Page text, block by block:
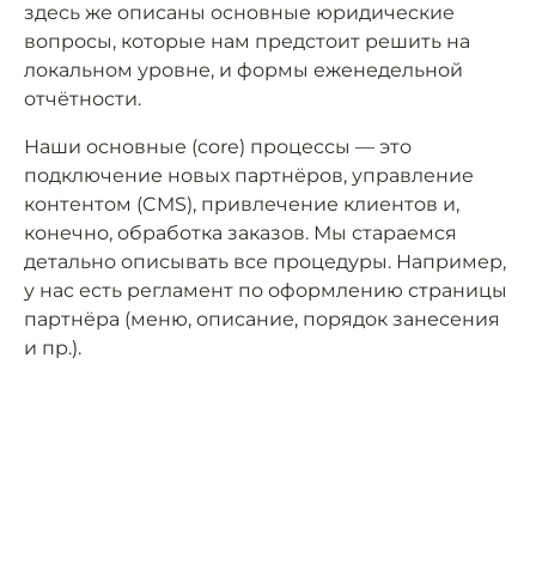
здесь же описаны основные юридические
вопросы, которые нам предстоит решить на
локальном уровне, и формы еженедельной
отчётности.
Наши основные (core) процессы — это
подключение новых партнёров, управление
контентом (CMS), привлечение клиентов и,
конечно, обработка заказов. Мы стараемся
детально описывать все процедуры. Например,
у нас есть регламент по оформлению страницы
партнёра (меню, описание, порядок занесения
и пр.).